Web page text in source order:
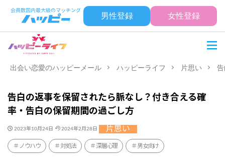
男性登録 女性登録
出会い恋愛のハッピーメール ハッピーライフ 片思い
告白の返事を保留されたら脈なし？付き合える確
率・告白の保留期間の過ごし方
2023年10月24日 2024年2月28日 片思い
ノウハウ 対処法 深層心理 男女向け